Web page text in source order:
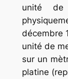
unité
décembre
unité de
sur un
platine